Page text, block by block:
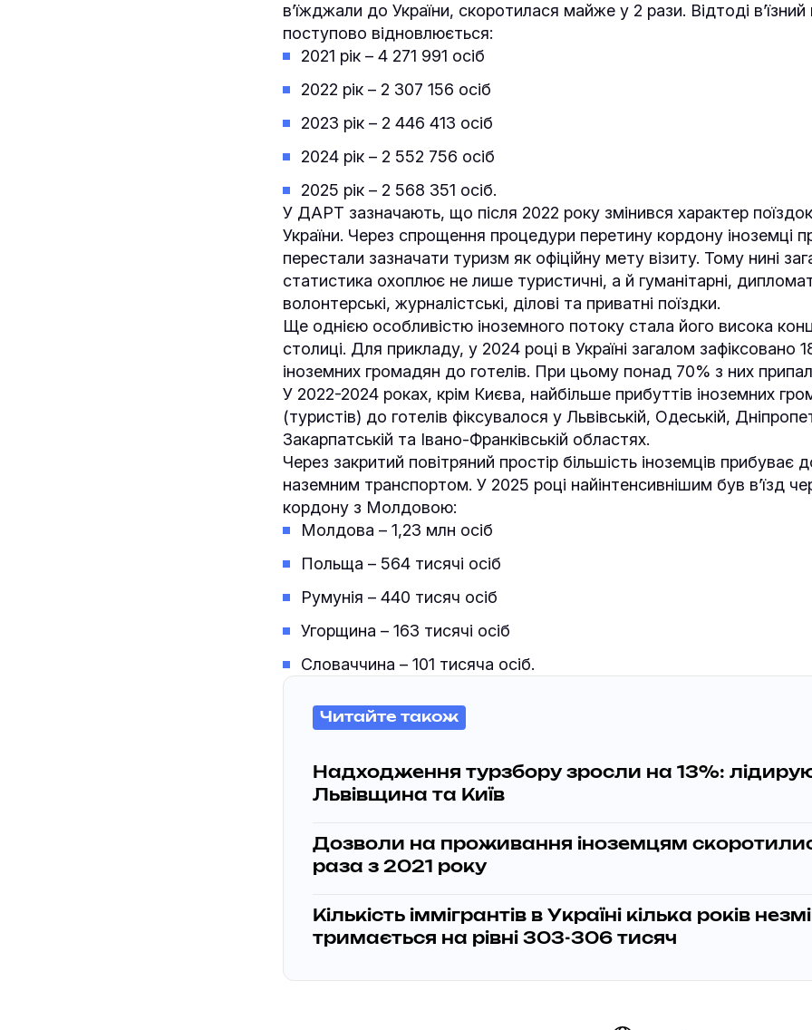
в’їжджали до України, скоротилася майже у 2 рази. Відтоді в’їзний
поступово відновлюється:
2021 рік – 4 271 991 осіб
2022 рік – 2 307 156 осіб
2023 рік – 2 446 413 осіб
2024 рік – 2 552 756 осіб
2025 рік – 2 568 351 осіб.
У ДАРТ зазначають, що після 2022 року змінився характер
України. Через спрощення процедури перетину кордону іноземці
перестали зазначати туризм як офіційну мету візиту. Тому нині
статистика охоплює не лише туристичні, а й гуманітарні,
волонтерські, журналістські, ділові та приватні поїздки.
Ще однією особливістю іноземного потоку стала його висока
столиці. Для прикладу, у 2024 році в Україні загалом зафіксовано
іноземних громадян до готелів. При цьому понад 70% з них
У 2022-2024 роках, крім Києва, найбільше прибуттів іноземних
(туристів) до готелів фіксувалося у Львівській, Одеській,
Закарпатській та Івано-Франківській областях.
Через закритий повітряний простір більшість іноземців прибуває
наземним транспортом. У 2025 році найінтенсивнішим був в’їзд
кордону з Молдовою:
Молдова – 1,23 млн осіб
Польща – 564 тисячі осіб
Румунія – 440 тисяч осіб
Угорщина – 163 тисячі осіб
Словаччина – 101 тисяча осіб.
Читайте також
Надходження турзбору зросли на 13%:
Львівщина та Київ
Дозволи на проживання іноземцям
раза з 2021 року
Кількість іммігрантів в Україні кілька років
тримається на рівні 303-306 тисяч